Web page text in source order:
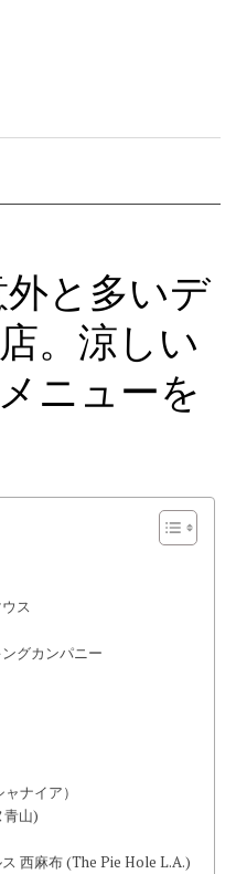
と多いデ
。涼しい
ニューを
ス
グカンパニー
ナイア）
青山)
西麻布 (The Pie Hole L.A.)